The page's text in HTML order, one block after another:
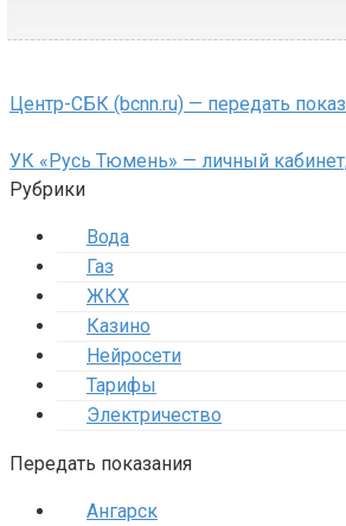
Центр-СБК (bcnn.ru) — передать
УК «Русь Тюмень» — личный
Рубрики
Вода
Газ
ЖКХ
Казино
Нейросети
Тарифы
Электричество
Передать показания
Ангарск